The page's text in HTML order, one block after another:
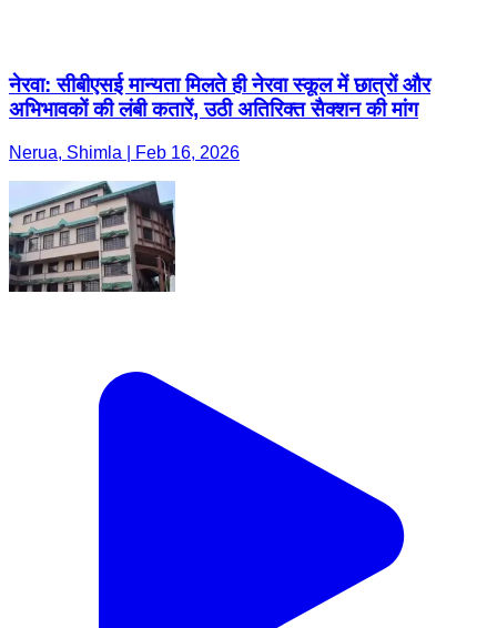
नेरवा: सीबीएसई मान्यता मिलते ही नेरवा स्कूल में छात्रों और
अभिभावकों की लंबी कतारें, उठी अतिरिक्त सैक्शन की मांग
Nerua, Shimla | Feb 16, 2026